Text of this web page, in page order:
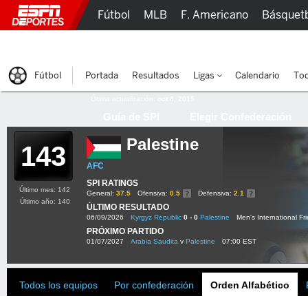
143 Palestine
AFC
SPI RATINGS
General: 37.5 Ofensiva: 0.5 Defensiva: 2.1
ÚLTIMO RESULTADO
06/09/2026 Kyrgyz Republic 0 - 0 Palestine Men's International
PRÓXIMO PARTIDO
01/07/2027 Arabia Saudita v Palestine 07:00 EST
Último mes: 142
Último año: 140
Todos los equipos Por confederación Orden Alfabético
Fútbol MLB F. Americano
Fútbol Portada Resultados Ligas Calendario